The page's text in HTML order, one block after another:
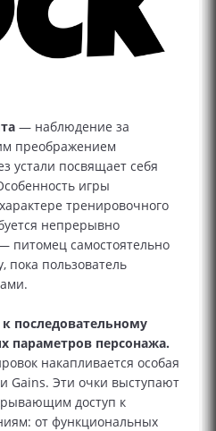
— наблюдение за
преображением
устали посвящает себя
игры
тренировочного
непрерывно
питомец самостоятельно
пока пользователь
последовательному
параметров персонажа.
накапливается особая
Gains. Эти очки выступают
доступ к
от функциональных